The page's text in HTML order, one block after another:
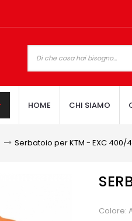
HOME CHI SIAMO
> Serbatoio per KTM - EXC 400/
Colore: